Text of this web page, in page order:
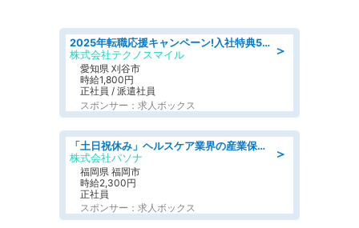
＞
2025年転職応援キャンペーン!入社特典58万円/デンソーで働こう!自動車工場で小型部品の検査業務 denso aichi
株式会社テクノスマイル
愛知県 刈谷市
時給1,800円
正社員 / 派遣社員
スポンサー：求人ボックス
＞
「土日祝休み」ヘルスケア業界の産業保健師/高時給/未経験OK/要資格:保健師、正看護師
株式会社パソナ
福岡県 福岡市
時給2,300円
正社員
スポンサー：求人ボックス